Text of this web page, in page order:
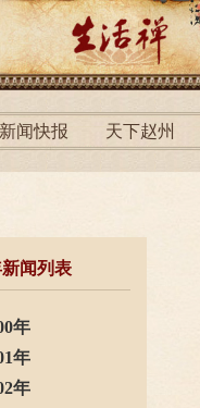
新闻快报 天下赵州
新闻列表
年
年
年